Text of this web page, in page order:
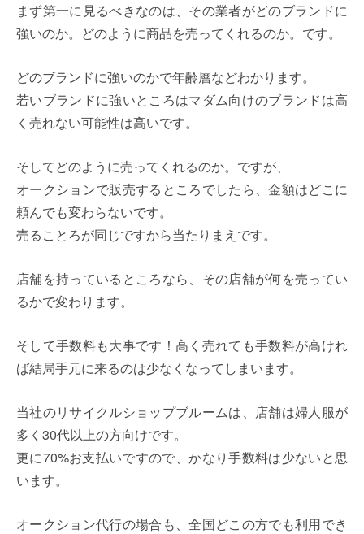
まず第一に見るべきなのは、その業者がどのブランドに
強いのか。どのように商品を売ってくれるのか。です。
どのブランドに強いのかで年齢層などわかります。
若いブランドに強いところはマダム向けのブランドは高
く売れない可能性は高いです。
そしてどのように売ってくれるのか。ですが、
オークションで販売するところでしたら、金額はどこに
頼んでも変わらないです。
売ることろが同じですから当たりまえです。
店舗を持っているところなら、その店舗が何を売ってい
るかで変わります。
そして手数料も大事です！高く売れても手数料が高けれ
ば結局手元に来るのは少なくなってしまいます。
当社のリサイクルショップブルームは、店舗は婦人服が
多く30代以上の方向けです。
更に70%お支払いですので、かなり手数料は少ないと思
います。
オークション代行の場合も、全国どこの方でも利用でき